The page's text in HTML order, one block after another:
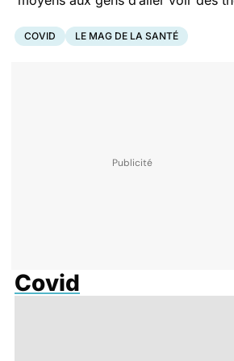
COVID LE MAG DE LA SANTÉ
Covid